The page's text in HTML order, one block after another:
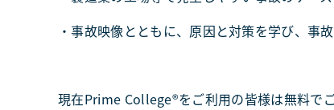
・事故映像とともに、原因と対策を学び、事
現在Prime College®をご利用の皆様は無料で